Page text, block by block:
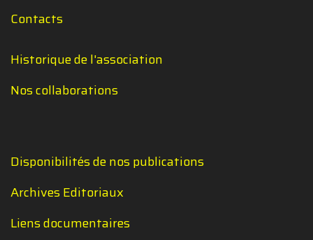
Contacts
Historique de l'association
Nos collaborations
Disponibilités de nos publications
Archives Editoriaux
Liens documentaires